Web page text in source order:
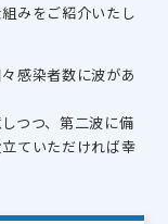
みをご紹介いたし
感染者数に波があ
つつ、第二波に備
ていただければ幸